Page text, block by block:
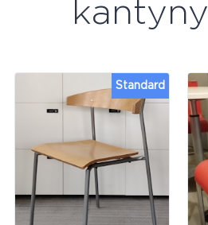
kantyny
Standard